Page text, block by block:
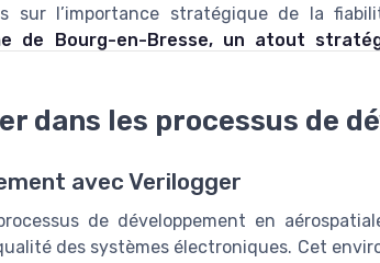
sur l’importance stratégique de la
de Bourg-en-Bresse, un atout
dans les processus de
avec Verilogger
de développement en
des systèmes électroniques. Cet